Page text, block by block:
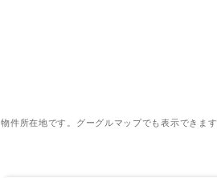
物件所在地です。グーグルマップでも表示できます